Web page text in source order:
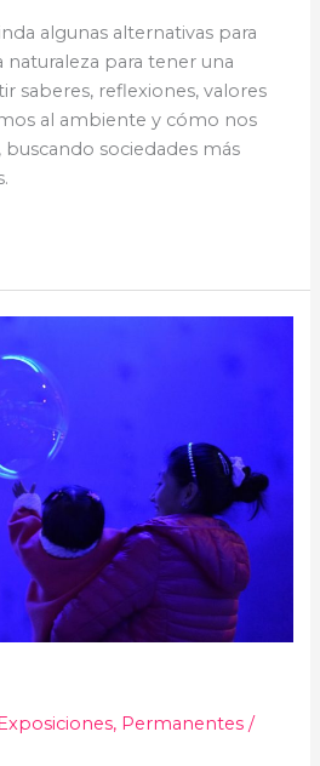
algunas alternativas para
para tener una
saberes, reflexiones, valores
al ambiente y cómo nos
sociedades más
, Permanentes /